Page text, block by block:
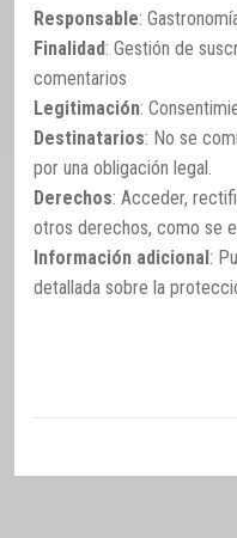
Responsable:
Finalidad: Gestión de
comentarios
Legitimación:
Destinatarios: No se
por una obligación legal.
Derechos: Acceder,
otros derechos, como se
Información adicional:
detallada sobre la